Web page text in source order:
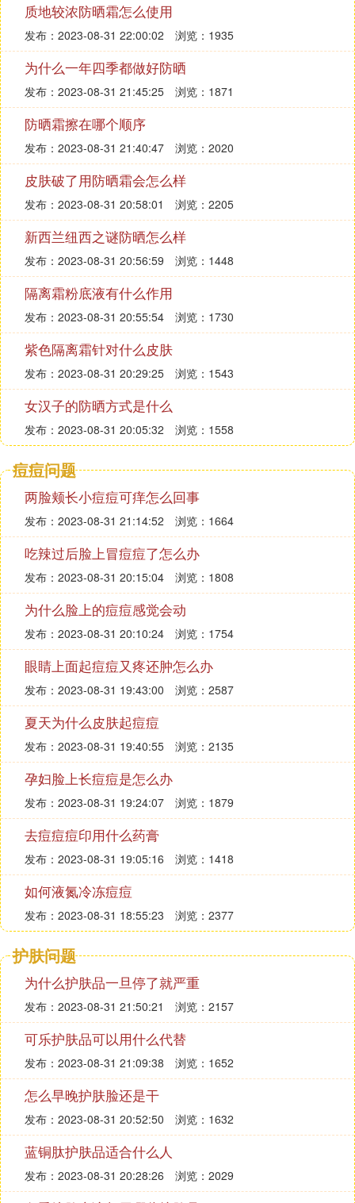
质地较浓防晒霜怎么使用
发布：2023-08-31 22:00:02 浏览：1935
为什么一年四季都做好防晒
发布：2023-08-31 21:45:25 浏览：1871
防晒霜擦在哪个顺序
发布：2023-08-31 21:40:47 浏览：2020
皮肤破了用防晒霜会怎么样
发布：2023-08-31 20:58:01 浏览：2205
新西兰纽西之谜防晒怎么样
发布：2023-08-31 20:56:59 浏览：1448
隔离霜粉底液有什么作用
发布：2023-08-31 20:55:54 浏览：1730
紫色隔离霜针对什么皮肤
发布：2023-08-31 20:29:25 浏览：1543
女汉子的防晒方式是什么
发布：2023-08-31 20:05:32 浏览：1558
痘痘问题
两脸颊长小痘痘可痒怎么回事
发布：2023-08-31 21:14:52 浏览：1664
吃辣过后脸上冒痘痘了怎么办
发布：2023-08-31 20:15:04 浏览：1808
为什么脸上的痘痘感觉会动
发布：2023-08-31 20:10:24 浏览：1754
眼睛上面起痘痘又疼还肿怎么办
发布：2023-08-31 19:43:00 浏览：2587
夏天为什么皮肤起痘痘
发布：2023-08-31 19:40:55 浏览：2135
孕妇脸上长痘痘是怎么办
发布：2023-08-31 19:24:07 浏览：1879
去痘痘痘印用什么药膏
发布：2023-08-31 19:05:16 浏览：1418
如何液氮冷冻痘痘
发布：2023-08-31 18:55:23 浏览：2377
护肤问题
为什么护肤品一旦停了就严重
发布：2023-08-31 21:50:21 浏览：2157
可乐护肤品可以用什么代替
发布：2023-08-31 21:09:38 浏览：1652
怎么早晚护肤脸还是干
发布：2023-08-31 20:52:50 浏览：1632
蓝铜肽护肤品适合什么人
发布：2023-08-31 20:28:26 浏览：2029